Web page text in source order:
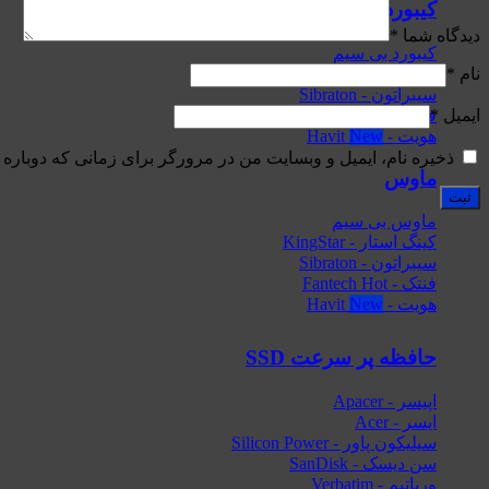
کیبورد
کیبورد بی سیم
سیبراتون - Sibraton
فنتک - Fantech
هویت - Havit
ماوس
ماوس بی سیم
کینگ استار - KingStar
سیبراتون - Sibraton
فنتک - Fantech
هویت - Havit
حافظه پر سرعت SSD
اپیسر - Apacer
ایسر - Acer
سیلیکون پاور - Silicon Power
سن دیسک - SanDisk
ورباتیم - Verbatim
دیدگاه شما *
نام *
ایمیل *
ذخیره نام، ایمیل و وبسایت من در مرورگر برای زمانی که